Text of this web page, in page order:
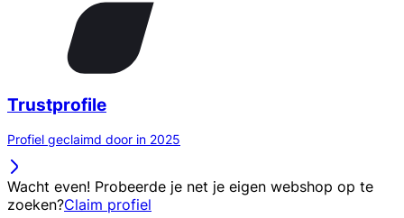
Trustprofile
Profiel geclaimd door in 2025
Wacht even! Probeerde je net je eigen webshop op te
zoeken?Claim profiel